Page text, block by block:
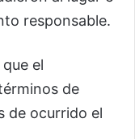
responsable.
el
de
de ocurrido el